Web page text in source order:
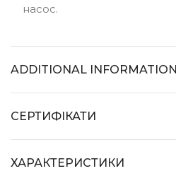
насос.
ADDITIONAL INFORMATION
СЕРТИФІКАТИ
ХАРАКТЕРИСТИКИ